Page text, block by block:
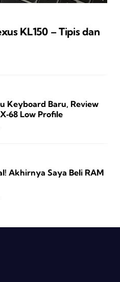
KL150 – Tipis dan
Keyboard Baru, Review
Low Profile
Akhirnya Saya Beli RAM